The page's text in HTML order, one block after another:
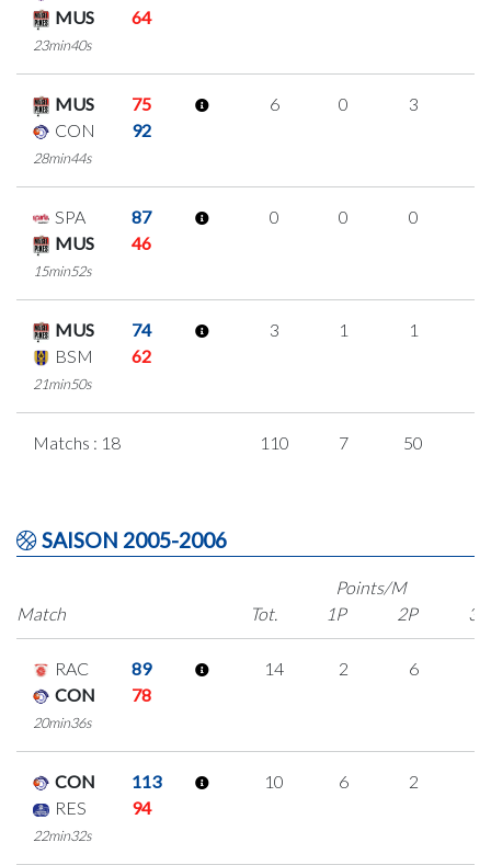
MUS
64
23min40s
MUS
75
CON
92
28min44s
6 0 3
SPA
87
MUS
46
15min52s
0 0 0
MUS
74
BSM
62
21min50s
3 1 1
Matchs : 18 110 7 50
SAISON 2005-2006
Match
Points/M
Tot.
1P 2P 3P
RAC
89
CON
78
20min36s
14 2 6
CON
113
RES
94
22min32s
10 6 2